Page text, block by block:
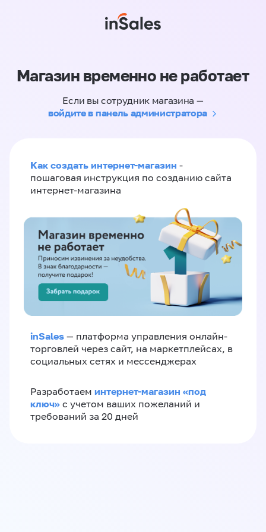
Магазин временно не работает
Если вы сотрудник магазина —
войдите в панель администратора
Как создать интернет-магазин -
пошаговая инструкция по созданию сайта
интернет-магазина
inSales — платформа управления онлайн-
торговлей через сайт, на маркетплейсах, в
социальных сетях и мессенджерах
Разработаем интернет-магазин «‎под
ключ»‎ с учетом ваших пожеланий и
требований за 20 дней